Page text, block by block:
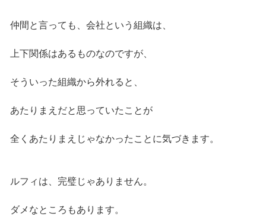
仲間と言っても、会社という組織は、
上下関係はあるものなのですが、
そういった組織から外れると、
あたりまえだと思っていたことが
全くあたりまえじゃなかったことに気づきます。
ルフィは、完璧じゃありません。
ダメなところもあります。